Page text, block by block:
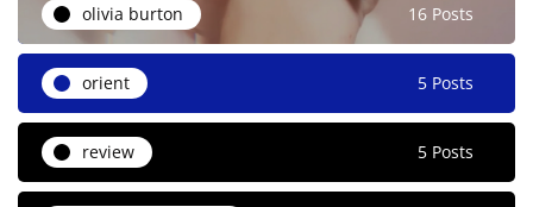
olivia burton 16 Posts
orient 5 Posts
review 5 Posts